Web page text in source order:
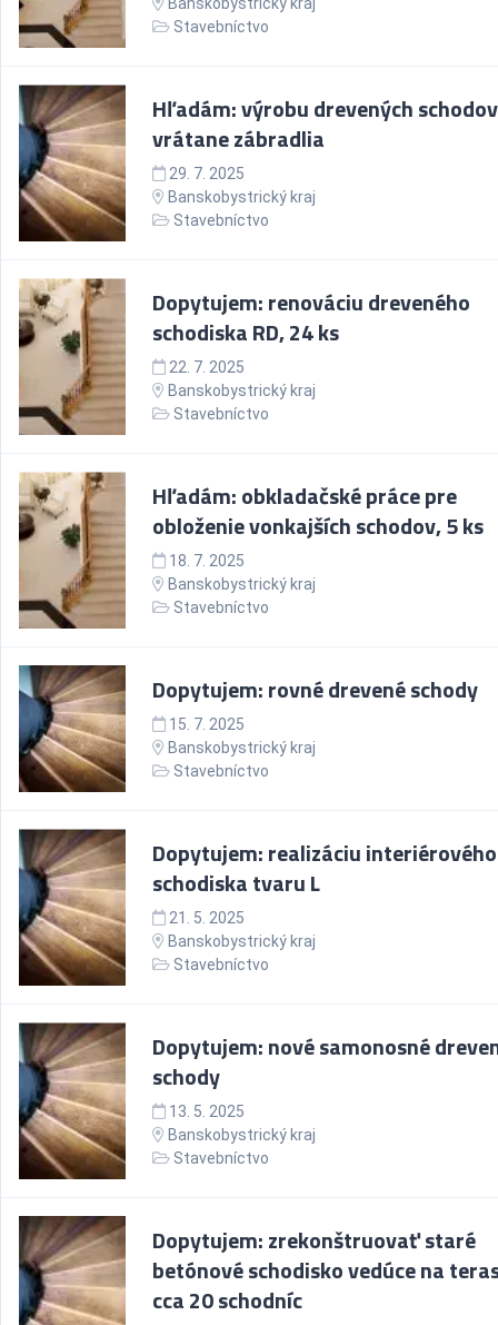
Stavebníctvo
Hľadám: výrobu drevených schodov
vrátane zábradlia
29. 7. 2025
Banskobystrický kraj
Stavebníctvo
Dopytujem: renováciu dreveného
schodiska RD, 24 ks
22. 7. 2025
Banskobystrický kraj
Stavebníctvo
Hľadám: obkladačské práce pre
obloženie vonkajších schodov, 5 ks
18. 7. 2025
Banskobystrický kraj
Stavebníctvo
Dopytujem: rovné drevené schody
15. 7. 2025
Banskobystrický kraj
Stavebníctvo
Dopytujem: realizáciu interiérového
schodiska tvaru L
21. 5. 2025
Banskobystrický kraj
Stavebníctvo
Dopytujem: nové samonosné
schody
13. 5. 2025
Banskobystrický kraj
Stavebníctvo
Dopytujem: zrekonštruovať staré
betónové schodisko vedúce na
cca 20 schodníc